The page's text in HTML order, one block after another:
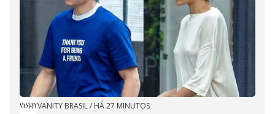
VANITY BRASIL/ HÁ 27 MINUTOS